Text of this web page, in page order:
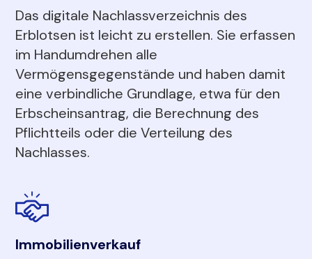
Das digitale Nachlassverzeichnis des
Erblotsen ist leicht zu erstellen. Sie erfassen
im Handumdrehen alle
Vermögensgegenstände und haben damit
eine verbindliche Grundlage, etwa für den
Erbscheinsantrag, die Berechnung des
Pflichtteils oder die Verteilung des
Nachlasses.
Immobilienverkauf